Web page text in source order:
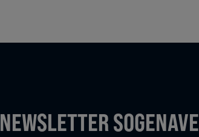
NEWSLETTER SOGENAVE